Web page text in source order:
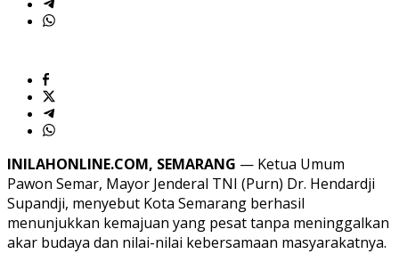
INILAHONLINE.COM, SEMARANG — Ketua Umum
Pawon Semar, Mayor Jenderal TNI (Purn) Dr. Hendardji
Supandji, menyebut Kota Semarang berhasil
menunjukkan kemajuan yang pesat tanpa meninggalkan
akar budaya dan nilai-nilai kebersamaan masyarakatnya.